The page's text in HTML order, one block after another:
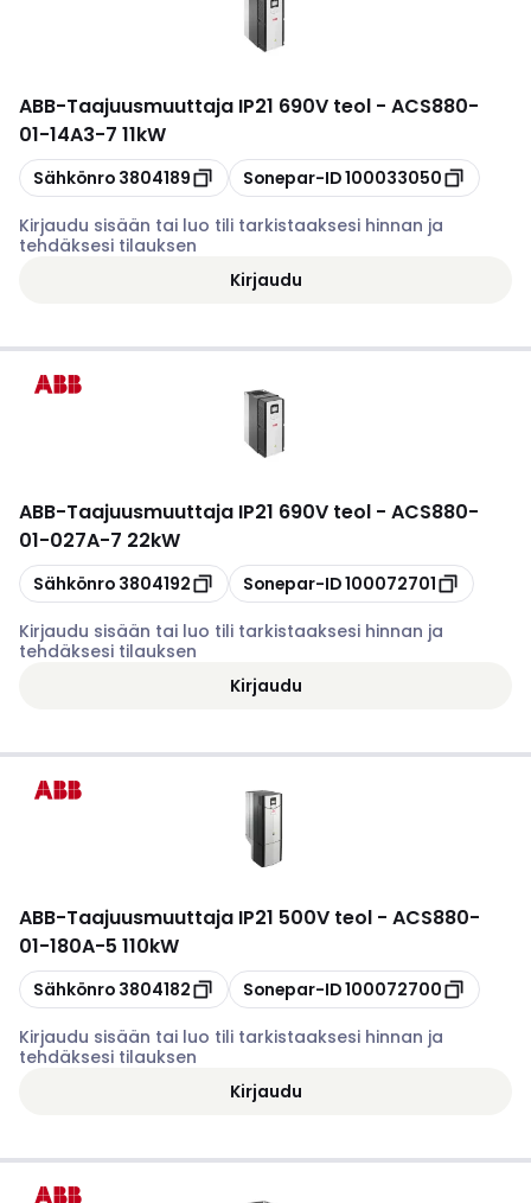
ABB-Taajuusmuuttaja IP21 690V teol - ACS880-
01-14A3-7 11kW
Kopioi
Sähkönro 3804189 Kopioi
Sonepar-ID100033050
Kirjaudu sisään tai luo tili tarkistaaksesi hinnan ja
tehdäksesi tilauksen
Kirjaudu
ABB-Taajuusmuuttaja IP21 690V teol - ACS880-
01-027A-7 22kW
Kopioi
Sähkönro 3804192 Kopioi
Sonepar-ID100072701
Kirjaudu sisään tai luo tili tarkistaaksesi hinnan ja
tehdäksesi tilauksen
Kirjaudu
ABB-Taajuusmuuttaja IP21 500V teol - ACS880-
01-180A-5 110kW
Kopioi
Sähkönro 3804182 Kopioi
Sonepar-ID100072700
Kirjaudu sisään tai luo tili tarkistaaksesi hinnan ja
tehdäksesi tilauksen
Kirjaudu